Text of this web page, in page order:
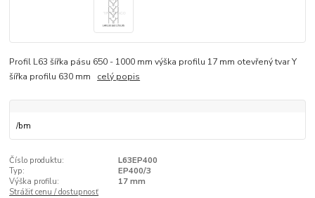
Profil L63 šířka pásu 650 - 1000 mm výška profilu 17 mm otevřený tvar Y
šířka profilu 630 mm celý popis
/bm
Číslo produktu:
L63EP400
Typ:
EP400/3
Výška profilu:
17 mm
Strážiť cenu / dostupnosť